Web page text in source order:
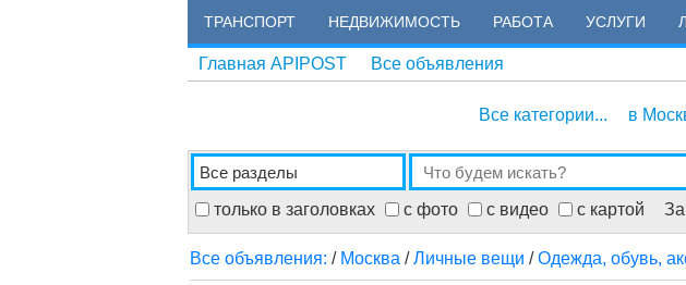
ТРАНСПОРТ НЕДВИЖИМОСТЬ РАБОТА УСЛУГИ
Главная APIPOST Все объявления
Все категории... в
только в заголовках с фото с видео с картой
Все объявления: / Москва /Личные вещи /Одежда, обувь,